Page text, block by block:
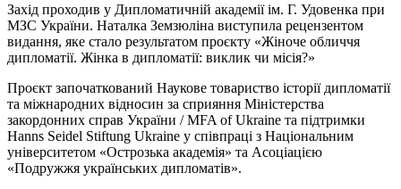
Захід проходив у Дипломатичній академії ім. Г. Удовенка при
МЗС України. Наталка Земзюліна виступила рецензентом
видання, яке стало результатом проєкту «Жіноче обличчя
дипломатії. Жінка в дипломатії: виклик чи місія?»
Проєкт започаткований Наукове товариство історії дипломатії
та міжнародних відносин за сприяння Міністерства
закордонних справ України / MFA of Ukraine та підтримки
Hanns Seidel Stiftung Ukraine у співпраці з Національним
університетом «Острозька академія» та Асоціацією
«Подружжя українських дипломатів».